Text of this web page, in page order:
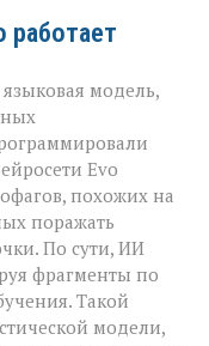
работает
модель,
Evo
похожих на
поражать
По сути, ИИ
фрагменты по
Такой
модели,